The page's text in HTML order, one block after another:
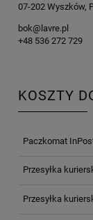
07-202 Wyszków,
bok@lavre.pl
+48 536 272 729
KOSZTY
CENA NIE
Paczkomat
Przesyłka
Przesyłka